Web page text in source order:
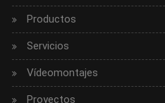
Productos
Servicios
Vídeomontajes
Proyectos